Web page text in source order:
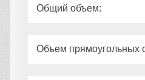
Общий объем:
Объем прямоугольных